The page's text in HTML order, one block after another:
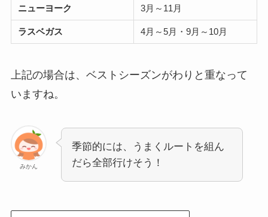
ニューヨーク 3月～11月
ラスベガス 4月～5月・9月～10月
上記の場合は、ベストシーズンがわりと重なって
いますね。
みかん
季節的には、うまくルートを組ん
だら全部行けそう！